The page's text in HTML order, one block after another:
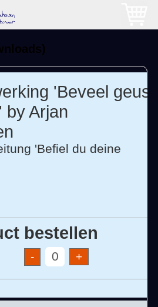
'Beveel geust
by Arjan
'Befiel du deine
bestellen
+